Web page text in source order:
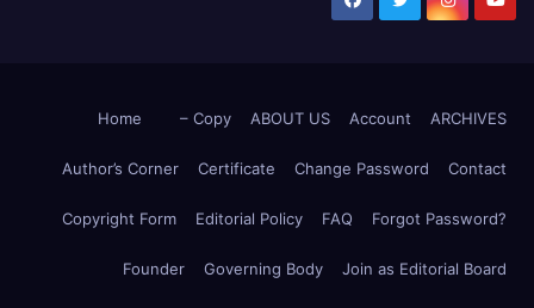
Home – Copy ABOUT US Account ARCHIVES
Author’s Corner Certificate Change Password Contact
Copyright Form Editorial Policy FAQ Forgot Password?
Founder Governing Body Join as Editorial Board